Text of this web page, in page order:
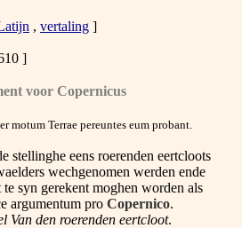
, vertaling ]
]
voor Copernicus
motum Terrae pereuntes eum probant.
eens roerenden eertcloots
wechgenomen werden ende
te syn gerekent moghen worden als
argumentum pro Copernico.
Van den roerenden eertcloot.